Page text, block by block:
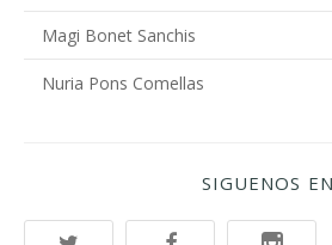
Magi Bonet Sanchis
Nuria Pons Comellas
SIGUENOS EN